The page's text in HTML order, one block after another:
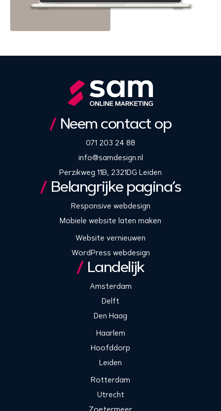
Neem contact op
071 203 24 88
info@samdesign.nl
Perzikweg 11B, 2321DG Leiden
Belangrijke pagina’s
Responsive webdesign
Mobiele website laten maken
Website vernieuwen
WordPress webdesign
Landelijk
Amsterdam
Delft
Den Haag
Haarlem
Hoofddorp
Leiden
Rotterdam
Utrecht